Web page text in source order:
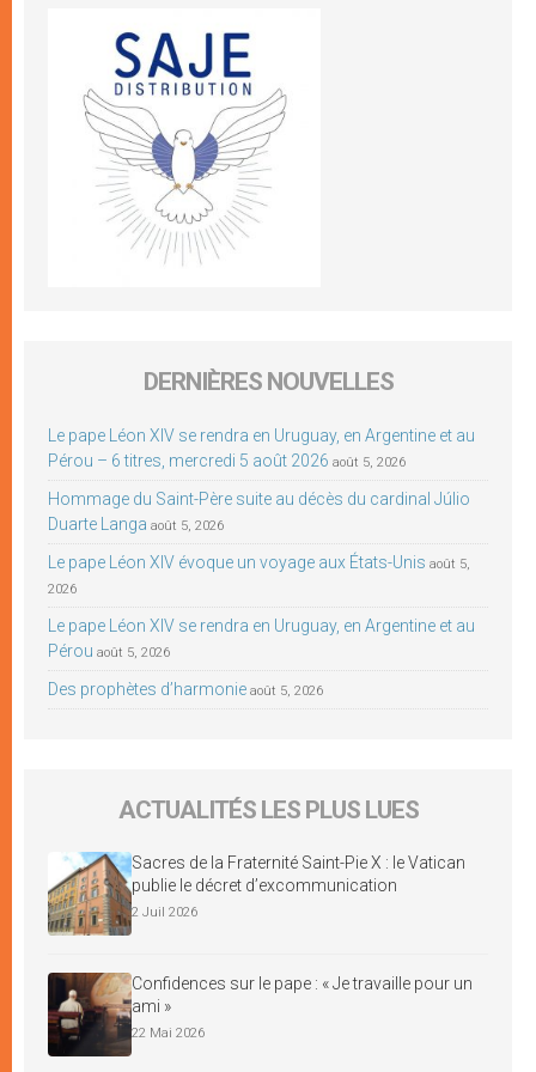
DERNIÈRES NOUVELLES
Le pape Léon XIV se rendra en Uruguay, en Argentine et au
Pérou – 6 titres, mercredi 5 août 2026 août 5, 2026
Hommage du Saint-Père suite au décès du cardinal Júlio
Duarte Langa août 5, 2026
Le pape Léon XIV évoque un voyage aux États-Unis août 5,
2026
Le pape Léon XIV se rendra en Uruguay, en Argentine et au
Pérou août 5, 2026
Des prophètes d’harmonie août 5, 2026
ACTUALITÉS LES PLUS LUES
Sacres de la Fraternité Saint-Pie X : le Vatican
publie le décret d’excommunication
2 Juil 2026
Confidences sur le pape : « Je travaille pour un
ami »
22 Mai 2026